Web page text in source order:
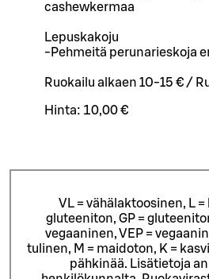
cashewkermaa
Lepuskakoju
-Pehmeitä perunarieskoja
Ruokailu alkaen 10-15 € /
Hinta: 10,00 €
VL = vähälaktoosinen, L =
gluteeniton, GP =
vegaaninen, VEP =
tulinen, M = maidoton, K =
pähkinää. Lisätietoja